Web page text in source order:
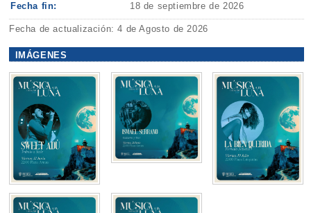
Fecha fin: 18 de septiembre de 2026
Fecha de actualización: 4 de Agosto de 2026
IMÁGENES